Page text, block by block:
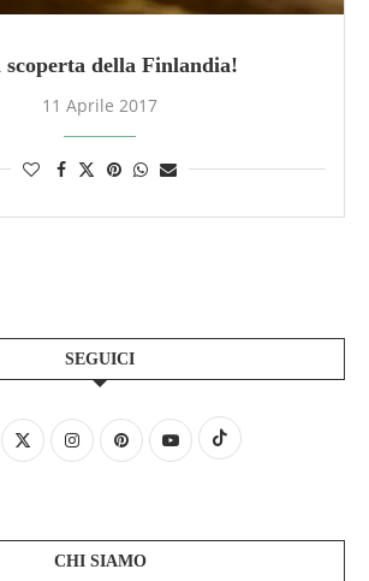
della Finlandia!
11 Aprile 2017
SEGUICI
CHI SIAMO